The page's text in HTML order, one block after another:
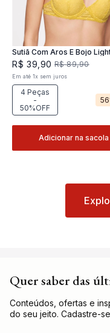
Sutiã Com Aros E Bojo
R$ 39 90 R$ 89,90
Em até1x sem juros
4 Peças
-
50%OFF
Adicionar na sacola
Quer saber das
Conteúdos, ofertas e
do seu jeito. Cadastre-